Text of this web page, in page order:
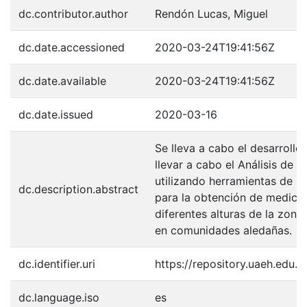
dc.contributor.author Rendón Lucas, Miguel
dc.date.accessioned 2020-03-24T19:41:56Z
dc.date.available 2020-03-24T19:41:56Z
dc.date.issued 2020-03-16
dc.description.abstract
Se lleva a cabo el
llevar a cabo el Análisis de
utilizando herramientas de
para la obtención de
diferentes alturas de la
en comunidades aledañas.
dc.identifier.uri https://
dc.language.iso es